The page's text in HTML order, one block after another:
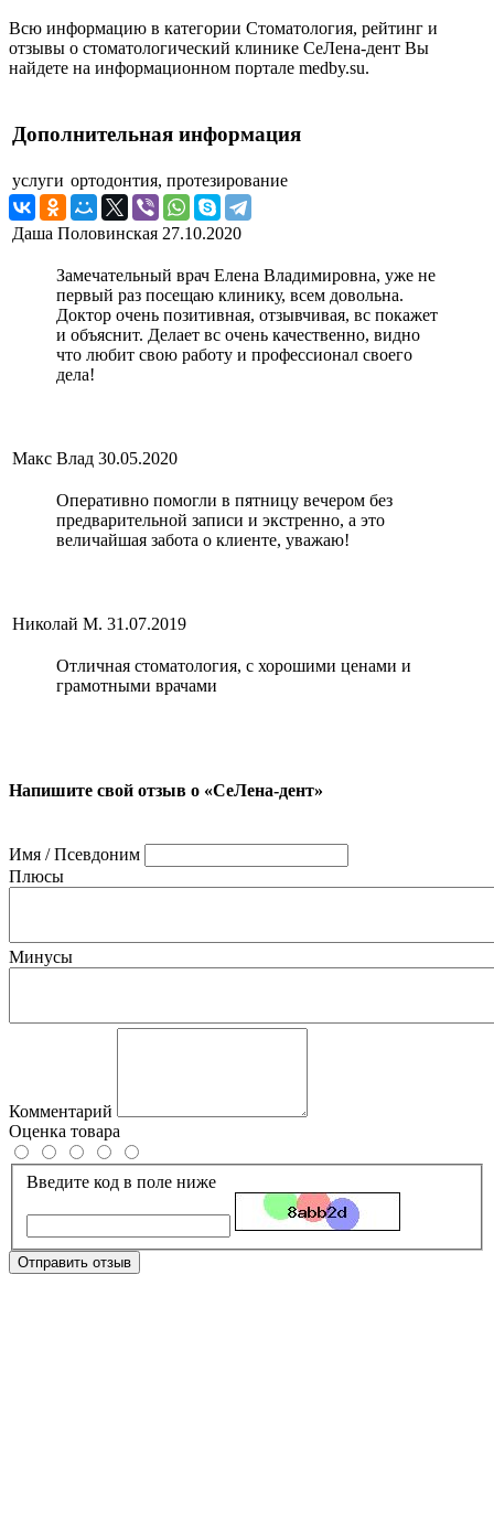
Всю информацию в категории Стоматология, рейтинг и
отзывы о стоматологический клинике СеЛена-дент Вы
найдете на информационном портале medby.su.
Дополнительная информация
услуги ортодонтия, протезирование
Даша Половинская 27.10.2020
Замечательный врач Елена Владимировна, уже не
первый раз посещаю клинику, всем довольна.
Доктор очень позитивная, отзывчивая, вс покажет
и объяснит. Делает вс очень качественно, видно
что любит свою работу и профессионал своего
дела!
Макс Влад 30.05.2020
Оперативно помогли в пятницу вечером без
предварительной записи и экстренно, а это
величайшая забота о клиенте, уважаю!
Николай М. 31.07.2019
Отличная стоматология, с хорошими ценами и
грамотными врачами
Напишите свой отзыв о «СеЛена-дент»
Имя / Псевдоним
Плюсы
Минусы
Комментарий
Оценка товара
Введите код в поле ниже
Отправить отзыв